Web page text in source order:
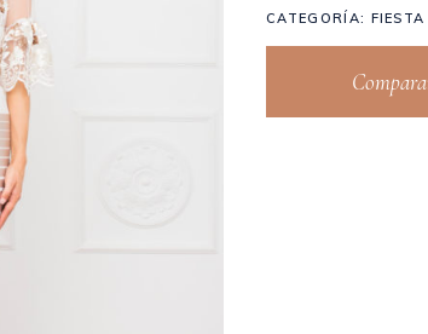
CATEGORÍA: FIESTA